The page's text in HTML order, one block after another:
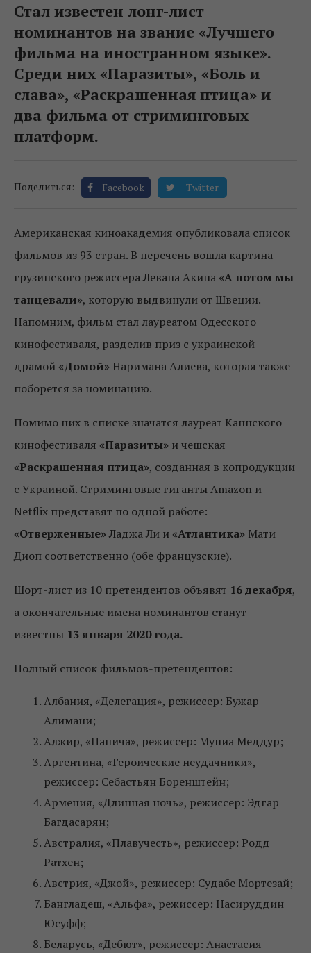
Стал известен лонг-лист
номинантов на звание «Лучшего
фильма на иностранном языке».
Среди них «Паразиты», «Боль и
слава», «Раскрашенная птица» и
два фильма от стриминговых
платформ.
Поделиться: Facebook Twitter
Американская киноакадемия опубликовала список
фильмов из 93 стран. В перечень вошла картина
грузинского режиссера Левана Акина «А потом мы
танцевали», которую выдвинули от Швеции.
Напомним, фильм стал лауреатом Одесского
кинофестиваля, разделив приз с украинской
драмой «Домой» Наримана Алиева, которая также
поборется за номинацию.
Помимо них в списке значатся лауреат Каннского
кинофестиваля «Паразиты» и чешская
«Раскрашенная птица», созданная в копродукции
с Украиной. Стриминговые гиганты Amazon и
Netflix представят по одной работе:
«Отверженные»Ладжа Ли и «Атлантика» Мати
Диоп соответственно (обе французские).
Шорт-лист из 10 претендентов объявят 16 декабря,
а окончательные имена номинантов станут
известны 13 января 2020 года.
Полный список фильмов-претендентов:
Албания, «Делегация», режиссер: Бужар
Алимани;
Алжир, «Папича», режиссер: Муниа Меддур;
Аргентина, «Героические неудачники»,
режиссер: Себастьян Боренштейн;
Армения, «Длинная ночь», режиссер: Эдгар
Багдасарян;
Австралия, «Плавучесть», режиссер: Родд
Ратхен;
Австрия, «Джой», режиссер: Судабе Мортезай;
Бангладеш, «Альфа», режиссер: Насируддин
Юсуфф;
Беларусь, «Дебют», режиссер: Анастасия